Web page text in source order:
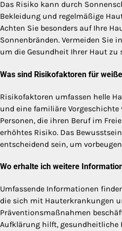
Das Risiko kann durch
Bekleidung und regelmäßige
Achten Sie besonders auf Ihre
Sonnenbränden. Vermeiden Sie
um die Gesundheit Ihrer Haut zu
Was sind Risikofaktoren für
Risikofaktoren umfassen helle
und eine familiäre Vorgeschichte
Personen, die ihren Beruf im
erhöhtes Risiko. Das
entscheidend sein, um
Wo erhalte ich weitere
Umfassende Informationen
die sich mit Hauterkrankungen
Präventionsmaßnahmen
Aufklärung hilft,